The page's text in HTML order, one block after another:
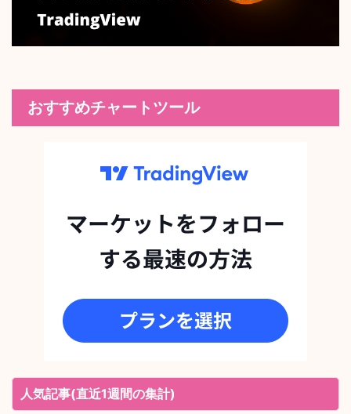
おすすめチャートツール
人気記事(直近1週間の集計)